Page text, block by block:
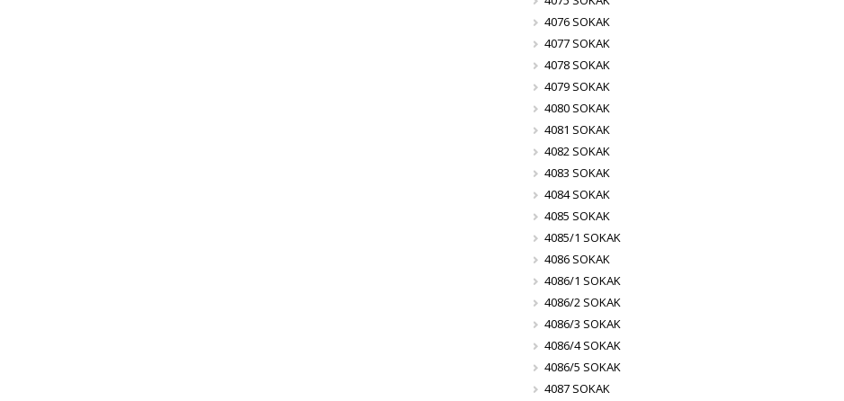
4076 SOKAK
4077 SOKAK
4078 SOKAK
4079 SOKAK
4080 SOKAK
4081 SOKAK
4082 SOKAK
4083 SOKAK
4084 SOKAK
4085 SOKAK
4085/1 SOKAK
4086 SOKAK
4086/1 SOKAK
4086/2 SOKAK
4086/3 SOKAK
4086/4 SOKAK
4086/5 SOKAK
4087 SOKAK